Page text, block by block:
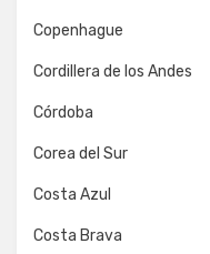
Copenhague
Cordillera de los Andes
Córdoba
Corea del Sur
Costa Azul
Costa Brava